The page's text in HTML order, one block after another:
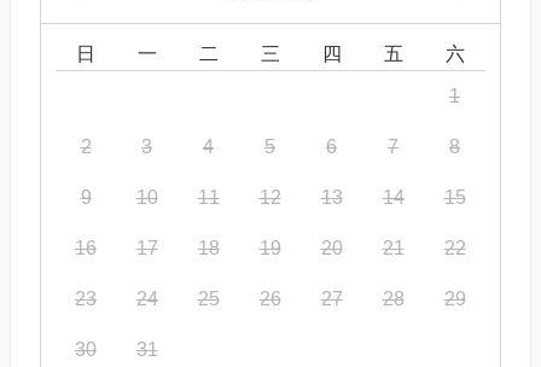
日 一 二 三 四 五 六
1
2 3 4 5 6 7 8
9 10 11 12 13 14 15
16 17 18 19 20 21 22
23 24 25 26 27 28 29
30 31